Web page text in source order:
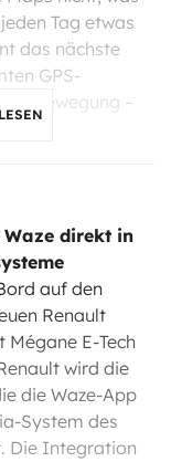
Tag etwas
das nächste
GPS-
–
direkt in
auf den
Renault
E-Tech
wird die
die Waze-App
System des
Die Integration